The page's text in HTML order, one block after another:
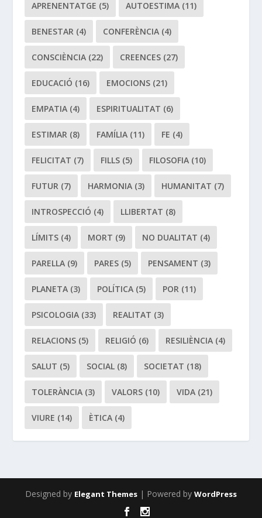
APRENENTATGE (5) AUTOESTIMA (11)
BENESTAR (4) CONFERÈNCIA (4)
CONSCIÈNCIA (22) CREENCES (27)
EDUCACIÓ (16) EMOCIONS (21)
EMPATIA (4) ESPIRITUALITAT (6)
ESTIMAR (8) FAMÍLIA (11) FE (4)
FELICITAT (7) FILLS (5) FILOSOFIA (10)
FUTUR (7) HARMONIA (3) HUMANITAT (7)
INTROSPECCIÓ (4) LLIBERTAT (8)
LÍMITS (4) MORT (9) NO DUALITAT (4)
PARELLA (9) PARES (5) PENSAMENT (3)
PLANETA (3) POLÍTICA (5) POR (11)
PSICOLOGIA (33) REALITAT (3)
RELACIONS (5) RELIGIÓ (6) RESILIÈNCIA (4)
SALUT (5) SOCIAL (8) SOCIETAT (18)
TOLERÀNCIA (3) VALORS (10) VIDA (21)
VIURE (14) ÈTICA (4)
Designed by Elegant Themes | Powered by WordPress